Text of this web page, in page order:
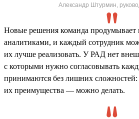
Александр Штурмин,
Новые решения команда продумывает
аналитиками, и каждый сотрудник
их лучше реализовать. У РАД нет
с которыми нужно согласовывать
принимаются без лишних сложностей:
их преимущества — можно делать.